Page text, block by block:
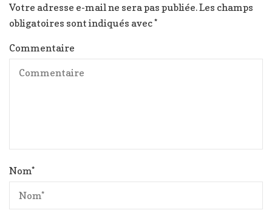
Votre adresse e-mail ne sera pas publiée.Les champs
obligatoires sont indiqués avec*
Commentaire
Nom*